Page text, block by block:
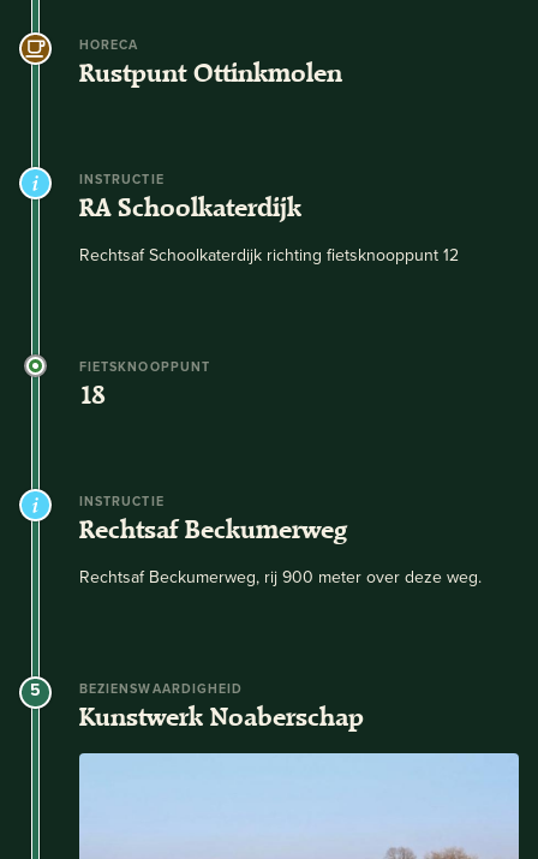
HORECA
Rustpunt Ottinkmolen
INSTRUCTIE
RA Schoolkaterdijk
Rechtsaf Schoolkaterdijk richting fietsknooppunt 12
FIETSKNOOPPUNT
18
INSTRUCTIE
Rechtsaf Beckumerweg
Rechtsaf Beckumerweg, rij 900 meter over deze weg.
5 BEZIENSWAARDIGHEID
Kunstwerk Noaberschap